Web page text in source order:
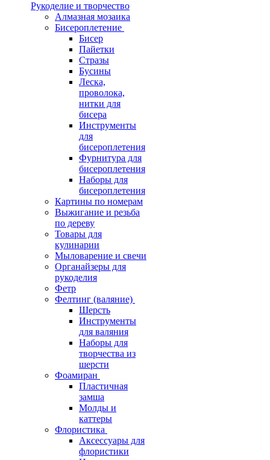
Рукоделие и творчество
Алмазная мозаика
Бисероплетение
Бисер
Пайетки
Стразы
Бусины
Леска,
проволока,
нитки для
бисера
Инструменты
для
бисероплетения
Фурнитура для
бисероплетения
Наборы для
бисероплетения
Картины по номерам
Выжигание и резьба
по дереву
Товары для
кулинарии
Мыловарение и свечи
Органайзеры для
рукоделия
Фетр
Фелтинг (валяние)
Шерсть
Инструменты
для валяния
Наборы для
творчества из
шерсти
Фоамиран
Пластичная
замша
Молды и
каттеры
Флористика
Аксессуары для
флористики